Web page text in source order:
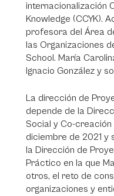
internacionalización
Knowledge (CCYK).
profesora del Área
las Organizaciones
School. María
Ignacio González y
La dirección de
depende de la
Social y Co-
diciembre de 2021 y
la Dirección de
Práctico en la que
otros, el reto de
organizaciones y